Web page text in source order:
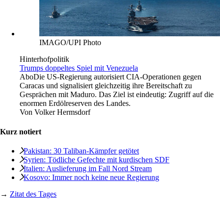
IMAGO/UPI Photo
Hinterhofpolitik
Trumps doppeltes Spiel mit Venezuela
AboDie US-Regierung autorisiert CIA-Operationen gegen
Caracas und signalisiert gleichzeitig ihre Bereitschaft zu
Gesprächen mit Maduro. Das Ziel ist eindeutig: Zugriff auf die
enormen Erdölreserven des Landes.
Von Volker Hermsdorf
Kurz notiert
Pakistan: 30 Taliban-Kämpfer getötet
Syrien: Tödliche Gefechte mit kurdischen SDF
Italien: Auslieferung im Fall Nord Stream
Kosovo: Immer noch keine neue Regierung
→ Zitat des Tages